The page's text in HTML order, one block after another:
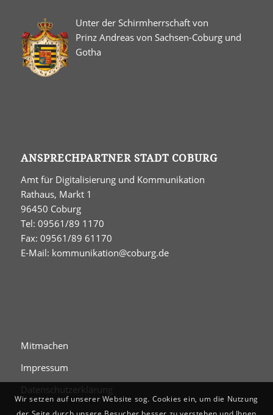
Unter der Schirmherrschaft von
Prinz Andreas von Sachsen-Coburg und
Gotha
ANSPRECHPARTNER STADT COBURG
Amt für Digitalisierung und Kommunikation
Rathaus, Markt 1
96450 Coburg
Tel: 09561/89 1170
Fax: 09561/89 61170
E-Mail: kommunikation@coburg.de
Mitmachen
Impressum
Datenschutzerklärung
Wir setzen auf unserer Website sog. Cookies ein, um die Nutzung